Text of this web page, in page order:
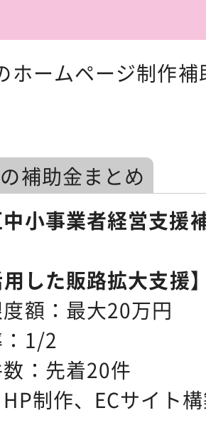
ホームページ制作
補助金まとめ
小事業者経営支援
用した販路拡大支援
度額：最大20万円
：1/2
数：先着20件
HP制作、ECサイト